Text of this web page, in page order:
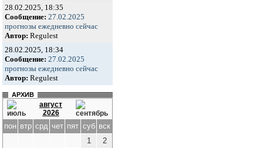
28.02.2025, 18:35
Сообщение: 27.02.2025
прогнозы ежедневно сейчас
Автор: Regulest
28.02.2025, 18:34
Сообщение: 27.02.2025
прогнозы ежедневно сейчас
Автор: Regulest
АРХИВ
август
2026
пон втр срд чет пят суб вск
1
2